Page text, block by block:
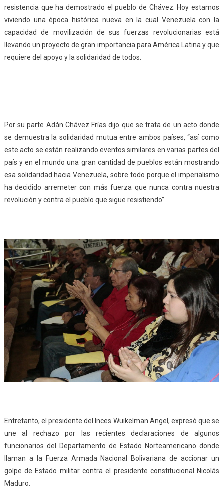
resistencia que ha demostrado el pueblo de Chávez. Hoy estamos
viviendo una época histórica nueva en la cual Venezuela con la
capacidad de movilización de sus fuerzas revolucionarias está
llevando un proyecto de gran importancia para América Latina y que
requiere del apoyo y la solidaridad de todos.
Por su parte Adán Chávez Frías dijo que se trata de un acto donde
se demuestra la solidaridad mutua entre ambos países, “así como
este acto se están realizando eventos similares en varias partes del
país y en el mundo una gran cantidad de pueblos están mostrando
esa solidaridad hacia Venezuela, sobre todo porque el imperialismo
ha decidido arremeter con más fuerza que nunca contra nuestra
revolución y contra el pueblo que sigue resistiendo”.
Entretanto, el presidente del Inces Wuikelman Angel, expresó que se
une al rechazo por las recientes declaraciones de algunos
funcionarios del Departamento de Estado Norteamericano donde
llaman a la Fuerza Armada Nacional Bolivariana de accionar un
golpe de Estado militar contra el presidente constitucional Nicolás
Maduro.